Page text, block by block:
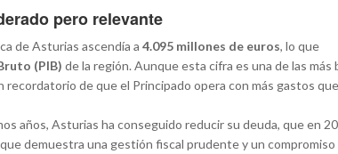
pero relevante
de Asturias ascendía a 4.095 millones de euros, lo que
(PIB) de la región. Aunque esta cifra es una de las más
de que el Principado opera con más gastos que
años, Asturias ha conseguido reducir su deuda, que en
demuestra una gestión fiscal prudente y un compromiso